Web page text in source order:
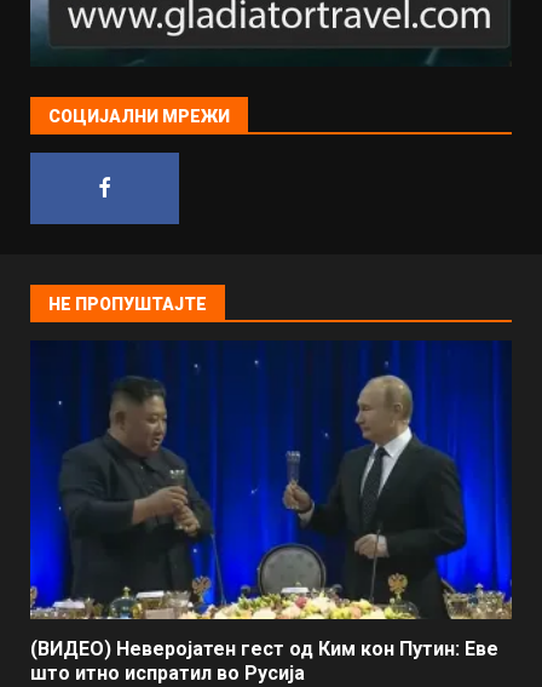
СОЦИЈАЛНИ МРЕЖИ
НЕ ПРОПУШТАЈТЕ
(ВИДЕО) Неверојатен гест од Ким кон Путин: Еве
што итно испратил во Русија